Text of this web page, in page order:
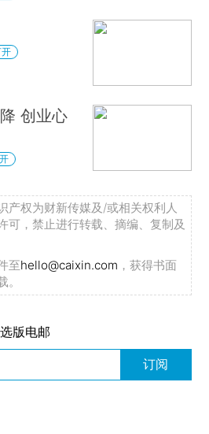
创业心
产权为财新传媒及/或相关权利人
可，禁止进行转载、摘编、复制及
至hello@caixin.com ，获得书面
版电邮
订阅